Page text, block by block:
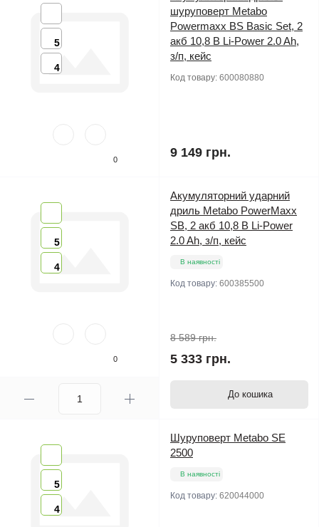
5
4
0
шуруповерт Metabo
Powermaxx BS Basic Set, 2
акб 10,8 В Li-Power 2.0 Ah,
з/п, кейс
Код товару: 600080880
9 149 грн.
5
4
0
Акумуляторний ударний
дриль Metabo PowerMaxx
SB, 2 акб 10,8 В Li-Power
2.0 Ah, з/п, кейс
В наявності
Код товару: 600385500
8 589 грн.
5 333 грн.
До кошика
5
4
Шуруповерт Metabo SE
2500
В наявності
Код товару: 620044000